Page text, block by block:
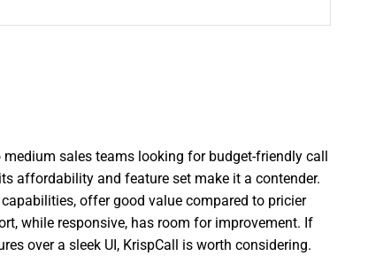
sales teams looking for budget-friendly call
affordability and feature set make it a contender.
offer good value compared to pricier
while responsive, has room for improvement. If
over a sleek UI, KrispCall is worth considering.